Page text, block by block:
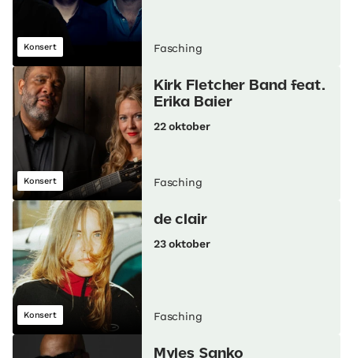
Konsert Fasching
Konsert
Kirk Fletcher Band feat.
Erika Baier
22 oktober
Fasching
Konsert
de clair
23 oktober
Fasching
Myles Sanko